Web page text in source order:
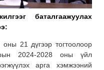
баталгаажуулах
21 дүгээр тогтоолоор
2024-2028 оны үйл
арга хэмжээний